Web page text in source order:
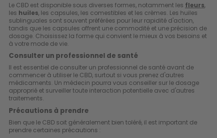
Le CBD est disponible sous diverses formes, notamment les fleurs,
les huiles, les capsules, les comestibles et les crèmes. Les huiles
sublinguales sont souvent préférées pour leur rapidité d'action,
tandis que les capsules offrent une commodité et une précision de
dosage. Choisissez la forme qui convient le mieux à vos besoins et
à votre mode de vie.
Consulter un professionnel de santé
Il est essentiel de consulter un professionnel de santé avant de
commencer à utiliser le CBD, surtout si vous prenez d'autres
médicaments. Un médecin pourra vous conseiller sur le dosage
approprié et surveiller toute interaction potentielle avec d'autres
traitements.
Précautions à prendre
Bien que le CBD soit généralement bien toléré, il est important de
prendre certaines précautions :